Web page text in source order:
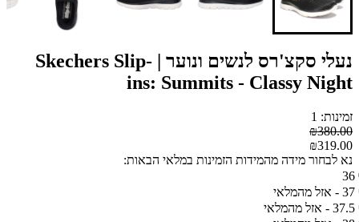
נעלי סקצ'רס לנשים ונוער | Skechers Slip-
ins: Summits - Classy Night
זמינות: 1
₪380.00
₪319.00
נא לבחור מידה מהמידות הזמינות במלאי הבאות:
36
37 - אזל מהמלאי
37.5 - אזל מהמלאי